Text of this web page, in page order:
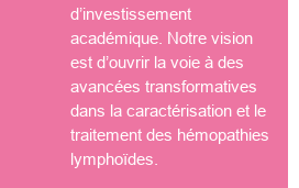
d’investissement
académique. Notre vision
est d’ouvrir la voie à des
avancées transformatives
dans la caractérisation et le
traitement des hémopathies
lymphoïdes.